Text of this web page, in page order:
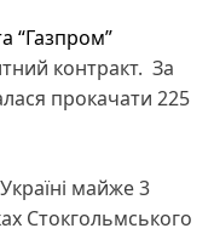
“Газпром”
контракт. За
прокачати 225
майже 3
Стокгольмського